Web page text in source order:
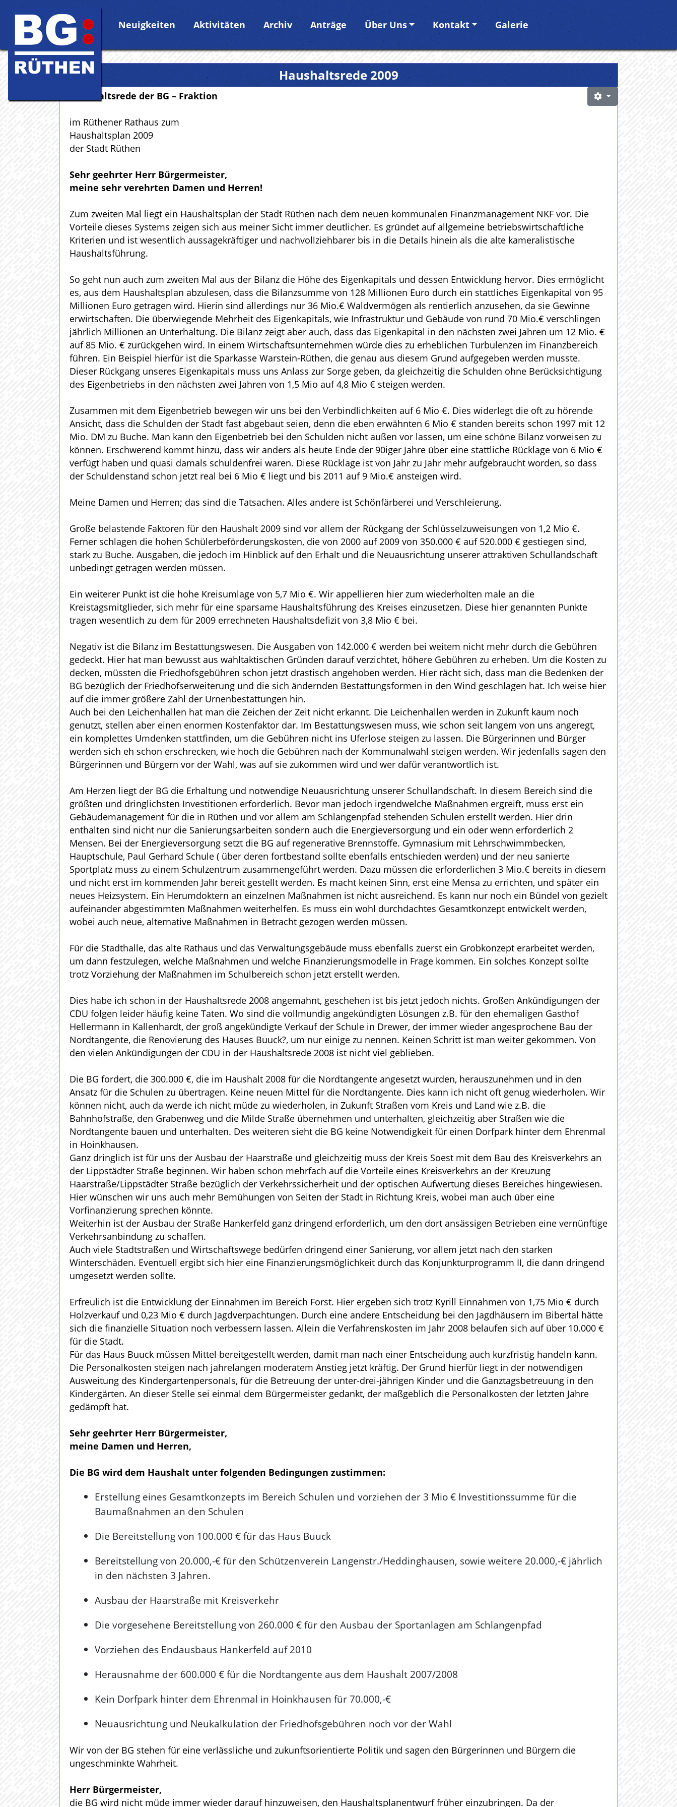
Neuigkeiten Aktivitäten Archiv Anträge Über Uns Kontakt Galerie
Haushaltsrede 2009
Haushaltsrede der BG – Fraktion
im Rüthener Rathaus zum
Haushaltsplan 2009
der Stadt Rüthen
Sehr geehrter Herr Bürgermeister,
meine sehr verehrten Damen und Herren!
Zum zweiten Mal liegt ein Haushaltsplan der Stadt Rüthen nach dem neuen kommunalen Finanzmanagement NKF vor. Die
Vorteile dieses Systems zeigen sich aus meiner Sicht immer deutlicher. Es gründet auf allgemeine betriebswirtschaftliche
Kriterien und ist wesentlich aussagekräftiger und nachvollziehbarer bis in die Details hinein als die alte kameralistische
Haushaltsführung.
So geht nun auch zum zweiten Mal aus der Bilanz die Höhe des Eigenkapitals und dessen Entwicklung hervor. Dies ermöglicht
es, aus dem Haushaltsplan abzulesen, dass die Bilanzsumme von 128 Millionen Euro durch ein stattliches Eigenkapital von 95
Millionen Euro getragen wird. Hierin sind allerdings nur 36 Mio.€ Waldvermögen als rentierlich anzusehen, da sie Gewinne
erwirtschaften. Die überwiegende Mehrheit des Eigenkapitals, wie Infrastruktur und Gebäude von rund 70 Mio.€ verschlingen
jährlich Millionen an Unterhaltung. Die Bilanz zeigt aber auch, dass das Eigenkapital in den nächsten zwei Jahren um 12 Mio. €
auf 85 Mio. € zurückgehen wird. In einem Wirtschaftsunternehmen würde dies zu erheblichen Turbulenzen im Finanzbereich
führen. Ein Beispiel hierfür ist die Sparkasse Warstein-Rüthen, die genau aus diesem Grund aufgegeben werden musste.
Dieser Rückgang unseres Eigenkapitals muss uns Anlass zur Sorge geben, da gleichzeitig die Schulden ohne Berücksichtigung
des Eigenbetriebs in den nächsten zwei Jahren von 1,5 Mio auf 4,8 Mio € steigen werden.
Zusammen mit dem Eigenbetrieb bewegen wir uns bei den Verbindlichkeiten auf 6 Mio €. Dies widerlegt die oft zu hörende
Ansicht, dass die Schulden der Stadt fast abgebaut seien, denn die eben erwähnten 6 Mio € standen bereits schon 1997 mit 12
Mio. DM zu Buche. Man kann den Eigenbetrieb bei den Schulden nicht außen vor lassen, um eine schöne Bilanz vorweisen zu
können. Erschwerend kommt hinzu, dass wir anders als heute Ende der 90iger Jahre über eine stattliche Rücklage von 6 Mio €
verfügt haben und quasi damals schuldenfrei waren. Diese Rücklage ist von Jahr zu Jahr mehr aufgebraucht worden, so dass
der Schuldenstand schon jetzt real bei 6 Mio € liegt und bis 2011 auf 9 Mio.€ ansteigen wird.
Meine Damen und Herren; das sind die Tatsachen. Alles andere ist Schönfärberei und Verschleierung.
Große belastende Faktoren für den Haushalt 2009 sind vor allem der Rückgang der Schlüsselzuweisungen von 1,2 Mio €.
Ferner schlagen die hohen Schülerbeförderungskosten, die von 2000 auf 2009 von 350.000 € auf 520.000 € gestiegen sind,
stark zu Buche. Ausgaben, die jedoch im Hinblick auf den Erhalt und die Neuausrichtung unserer attraktiven Schullandschaft
unbedingt getragen werden müssen.
Ein weiterer Punkt ist die hohe Kreisumlage von 5,7 Mio €. Wir appellieren hier zum wiederholten male an die
Kreistagsmitglieder, sich mehr für eine sparsame Haushaltsführung des Kreises einzusetzen. Diese hier genannten Punkte
tragen wesentlich zu dem für 2009 errechneten Haushaltsdefizit von 3,8 Mio € bei.
Negativ ist die Bilanz im Bestattungswesen. Die Ausgaben von 142.000 € werden bei weitem nicht mehr durch die Gebühren
gedeckt. Hier hat man bewusst aus wahltaktischen Gründen darauf verzichtet, höhere Gebühren zu erheben. Um die Kosten zu
decken, müssten die Friedhofsgebühren schon jetzt drastisch angehoben werden. Hier rächt sich, dass man die Bedenken der
BG bezüglich der Friedhofserweiterung und die sich ändernden Bestattungsformen in den Wind geschlagen hat. Ich weise hier
auf die immer größere Zahl der Urnenbestattungen hin.
Auch bei den Leichenhallen hat man die Zeichen der Zeit nicht erkannt. Die Leichenhallen werden in Zukunft kaum noch
genutzt, stellen aber einen enormen Kostenfaktor dar. Im Bestattungswesen muss, wie schon seit langem von uns angeregt,
ein komplettes Umdenken stattfinden, um die Gebühren nicht ins Uferlose steigen zu lassen. Die Bürgerinnen und Bürger
werden sich eh schon erschrecken, wie hoch die Gebühren nach der Kommunalwahl steigen werden. Wir jedenfalls sagen den
Bürgerinnen und Bürgern vor der Wahl, was auf sie zukommen wird und wer dafür verantwortlich ist.
Am Herzen liegt der BG die Erhaltung und notwendige Neuausrichtung unserer Schullandschaft. In diesem Bereich sind die
größten und dringlichsten Investitionen erforderlich. Bevor man jedoch irgendwelche Maßnahmen ergreift, muss erst ein
Gebäudemanagement für die in Rüthen und vor allem am Schlangenpfad stehenden Schulen erstellt werden. Hier drin
enthalten sind nicht nur die Sanierungsarbeiten sondern auch die Energieversorgung und ein oder wenn erforderlich 2
Mensen. Bei der Energieversorgung setzt die BG auf regenerative Brennstoffe. Gymnasium mit Lehrschwimmbecken,
Hauptschule, Paul Gerhard Schule ( über deren fortbestand sollte ebenfalls entschieden werden) und der neu sanierte
Sportplatz muss zu einem Schulzentrum zusammengeführt werden. Dazu müssen die erforderlichen 3 Mio.€ bereits in diesem
und nicht erst im kommenden Jahr bereit gestellt werden. Es macht keinen Sinn, erst eine Mensa zu errichten, und später ein
neues Heizsystem. Ein Herumdoktern an einzelnen Maßnahmen ist nicht ausreichend. Es kann nur noch ein Bündel von gezielt
aufeinander abgestimmten Maßnahmen weiterhelfen. Es muss ein wohl durchdachtes Gesamtkonzept entwickelt werden,
wobei auch neue, alternative Maßnahmen in Betracht gezogen werden müssen.
Für die Stadthalle, das alte Rathaus und das Verwaltungsgebäude muss ebenfalls zuerst ein Grobkonzept erarbeitet werden,
um dann festzulegen, welche Maßnahmen und welche Finanzierungsmodelle in Frage kommen. Ein solches Konzept sollte
trotz Vorziehung der Maßnahmen im Schulbereich schon jetzt erstellt werden.
Dies habe ich schon in der Haushaltsrede 2008 angemahnt, geschehen ist bis jetzt jedoch nichts. Großen Ankündigungen der
CDU folgen leider häufig keine Taten. Wo sind die vollmundig angekündigten Lösungen z.B. für den ehemaligen Gasthof
Hellermann in Kallenhardt, der groß angekündigte Verkauf der Schule in Drewer, der immer wieder angesprochene Bau der
Nordtangente, die Renovierung des Hauses Buuck?, um nur einige zu nennen. Keinen Schritt ist man weiter gekommen. Von
den vielen Ankündigungen der CDU in der Haushaltsrede 2008 ist nicht viel geblieben.
Die BG fordert, die 300.000 €, die im Haushalt 2008 für die Nordtangente angesetzt wurden, herauszunehmen und in den
Ansatz für die Schulen zu übertragen. Keine neuen Mittel für die Nordtangente. Dies kann ich nicht oft genug wiederholen. Wir
können nicht, auch da werde ich nicht müde zu wiederholen, in Zukunft Straßen vom Kreis und Land wie z.B. die
Bahnhofstraße, den Grabenweg und die Milde Straße übernehmen und unterhalten, gleichzeitig aber Straßen wie die
Nordtangente bauen und unterhalten. Des weiteren sieht die BG keine Notwendigkeit für einen Dorfpark hinter dem Ehrenmal
in Hoinkhausen.
Ganz dringlich ist für uns der Ausbau der Haarstraße und gleichzeitig muss der Kreis Soest mit dem Bau des Kreisverkehrs an
der Lippstädter Straße beginnen. Wir haben schon mehrfach auf die Vorteile eines Kreisverkehrs an der Kreuzung
Haarstraße/Lippstädter Straße bezüglich der Verkehrssicherheit und der optischen Aufwertung dieses Bereiches hingewiesen.
Hier wünschen wir uns auch mehr Bemühungen von Seiten der Stadt in Richtung Kreis, wobei man auch über eine
Vorfinanzierung sprechen könnte.
Weiterhin ist der Ausbau der Straße Hankerfeld ganz dringend erforderlich, um den dort ansässigen Betrieben eine vernünftige
Verkehrsanbindung zu schaffen.
Auch viele Stadtstraßen und Wirtschaftswege bedürfen dringend einer Sanierung, vor allem jetzt nach den starken
Winterschäden. Eventuell ergibt sich hier eine Finanzierungsmöglichkeit durch das Konjunkturprogramm II, die dann dringend
umgesetzt werden sollte.
Erfreulich ist die Entwicklung der Einnahmen im Bereich Forst. Hier ergeben sich trotz Kyrill Einnahmen von 1,75 Mio € durch
Holzverkauf und 0,23 Mio € durch Jagdverpachtungen. Durch eine andere Entscheidung bei den Jagdhäusern im Bibertal hätte
sich die finanzielle Situation noch verbessern lassen. Allein die Verfahrenskosten im Jahr 2008 belaufen sich auf über 10.000 €
für die Stadt.
Für das Haus Buuck müssen Mittel bereitgestellt werden, damit man nach einer Entscheidung auch kurzfristig handeln kann.
Die Personalkosten steigen nach jahrelangen moderatem Anstieg jetzt kräftig. Der Grund hierfür liegt in der notwendigen
Ausweitung des Kindergartenpersonals, für die Betreuung der unter-drei-jährigen Kinder und die Ganztagsbetreuung in den
Kindergärten. An dieser Stelle sei einmal dem Bürgermeister gedankt, der maßgeblich die Personalkosten der letzten Jahre
gedämpft hat.
Sehr geehrter Herr Bürgermeister,
meine Damen und Herren,
Die BG wird dem Haushalt unter folgenden Bedingungen zustimmen:
Erstellung eines Gesamtkonzepts im Bereich Schulen und vorziehen der 3 Mio € Investitionssumme für die
Baumaßnahmen an den Schulen
Die Bereitstellung von 100.000 € für das Haus Buuck
Bereitstellung von 20.000,-€ für den Schützenverein Langenstr./Heddinghausen, sowie weitere 20.000,-€ jährlich
in den nächsten 3 Jahren.
Ausbau der Haarstraße mit Kreisverkehr
Die vorgesehene Bereitstellung von 260.000 € für den Ausbau der Sportanlagen am Schlangenpfad
Vorziehen des Endausbaus Hankerfeld auf 2010
Herausnahme der 600.000 € für die Nordtangente aus dem Haushalt 2007/2008
Kein Dorfpark hinter dem Ehrenmal in Hoinkhausen für 70.000,-€
Neuausrichtung und Neukalkulation der Friedhofsgebühren noch vor der Wahl
Wir von der BG stehen für eine verlässliche und zukunftsorientierte Politik und sagen den Bürgerinnen und Bürgern die
ungeschminkte Wahrheit.
Herr Bürgermeister,
die BG wird nicht müde immer wieder darauf hinzuweisen, den Haushaltsplanentwurf früher einzubringen. Da der